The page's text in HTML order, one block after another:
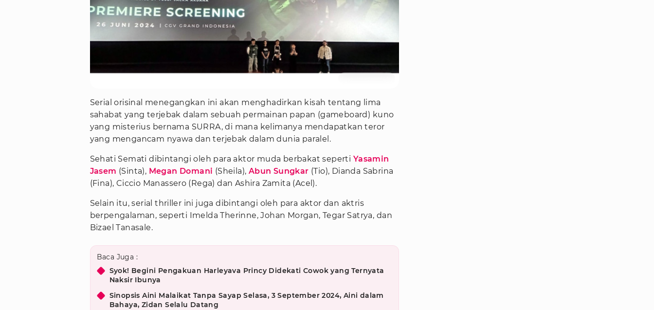
Serial orisinal menegangkan ini akan menghadirkan kisah tentang lima
sahabat yang terjebak dalam sebuah permainan papan (gameboard) kuno
yang misterius bernama SURRA, di mana kelimanya mendapatkan teror
yang mengancam nyawa dan terjebak dalam dunia paralel.
Sehati Semati dibintangi oleh para aktor muda berbakat seperti Yasamin
Jasem (Sinta), Megan Domani (Sheila), Abun Sungkar (Tio), Dianda Sabrina
(Fina), Ciccio Manassero (Rega) dan Ashira Zamita (Acel).
Selain itu, serial thriller ini juga dibintangi oleh para aktor dan aktris
berpengalaman, seperti Imelda Therinne, Johan Morgan, Tegar Satrya, dan
Bizael Tanasale.
Baca Juga :
Syok! Begini Pengakuan Harleyava Princy Didekati Cowok yang Ternyata
Naksir Ibunya
Sinopsis Aini Malaikat Tanpa Sayap Selasa, 3 September 2024, Aini dalam
Bahaya, Zidan Selalu Datang